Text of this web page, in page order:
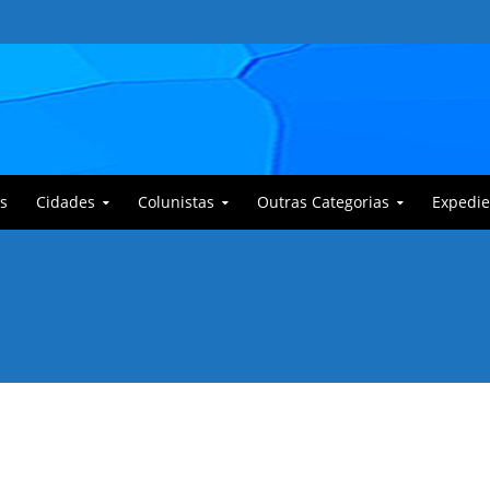
Cidades Colunistas Outras Categorias